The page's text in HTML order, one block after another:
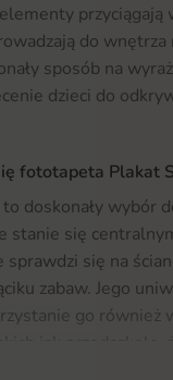
przyciągają
do wnętrza
sposób na
dzieci do
fototapeta Plakat
doskonały wybór
stanie się
sprawdzi się na
zabaw. Jego
go również